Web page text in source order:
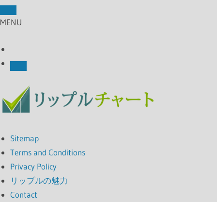
MENU
Sitemap
Terms and Conditions
Privacy Policy
リップルの魅力
Contact